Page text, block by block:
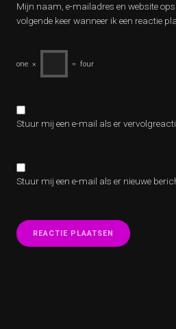
Mijn naam, e-mailadres en website
volgende keer wanneer ik een reactie
one × = four
Stuur mij een e-mail als er
Stuur mij een e-mail als er nieuwe